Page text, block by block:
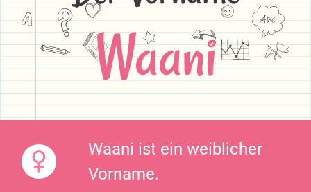
Waani
Waani ist ein weiblicher
Vorname.